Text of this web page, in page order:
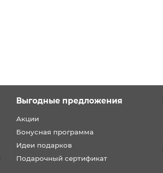
Выгодные предложения
Акции
Бонусная программа
Идеи подарков
Подарочный сертификат